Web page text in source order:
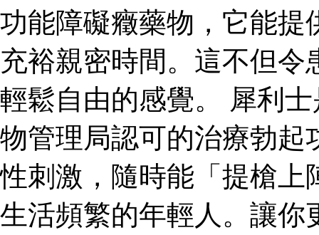
功能障礙癥藥物，它能提
充裕親密時間。這不但
輕鬆自由的感覺。 犀利
物管理局認可的治療勃起
性刺激，隨時能「提槍上
生活頻繁的年輕人。讓你